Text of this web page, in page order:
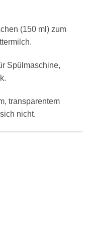
(150 ml) zum
Spülmaschine,
transparentem
nicht.